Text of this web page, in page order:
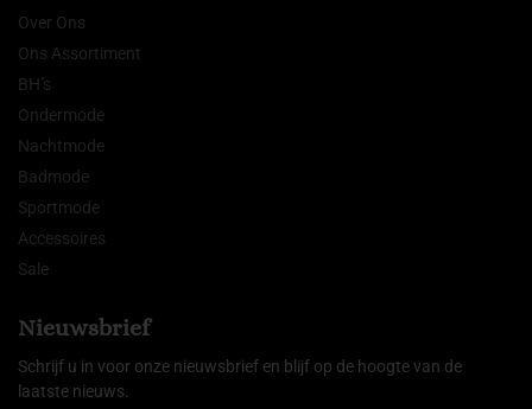
Over Ons
Ons Assortiment
BH’s
Ondermode
Nachtmode
Badmode
Sportmode
Accessoires
Sale
Nieuwsbrief
Schrijf u in voor onze nieuwsbrief en blijf op de hoogte van de
laatste nieuws.